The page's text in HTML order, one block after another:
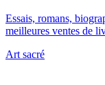
Essais, romans,
meilleures ventes de
Art sacré